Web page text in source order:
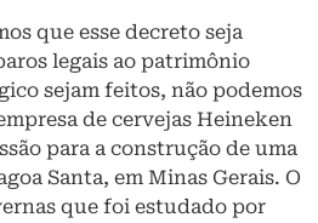
que esse decreto seja
legais ao patrimônio
sejam feitos, não podemos
de cervejas Heineken
para a construção de uma
Santa, em Minas Gerais. O
que foi estudado por